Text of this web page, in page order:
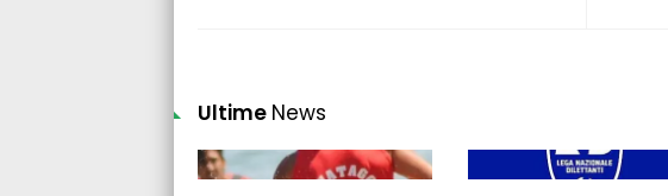
Ultime News